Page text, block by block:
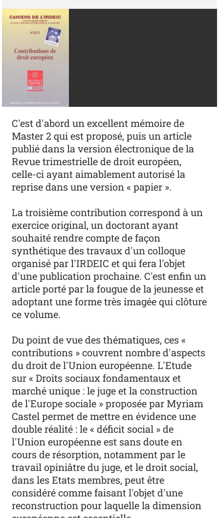
C'est d'abord un excellent mémoire de
Master 2 qui est proposé, puis un article
publié dans la version électronique de la
Revue trimestrielle de droit européen,
celle-ci ayant aimablement autorisé la
reprise dans une version « papier ».
La troisième contribution correspond à un
exercice original, un doctorant ayant
souhaité rendre compte de façon
synthétique des travaux d'un colloque
organisé par l'IRDEIC et qui fera l'objet
d'une publication prochaine. C'est enfin un
article porté par la fougue de la jeunesse et
adoptant une forme très imagée qui clôture
ce volume.
Du point de vue des thématiques, ces «
contributions » couvrent nombre d'aspects
du droit de l'Union européenne. L'Etude
sur « Droits sociaux fondamentaux et
marché unique : le juge et la construction
de l'Europe sociale » proposée par Myriam
Castel permet de mettre en évidence une
double réalité : le « déficit social » de
l'Union européenne est sans doute en
cours de résorption, notamment par le
travail opiniâtre du juge, et le droit social,
dans les Etats membres, peut être
considéré comme faisant l'objet d'une
reconstruction pour laquelle la dimension